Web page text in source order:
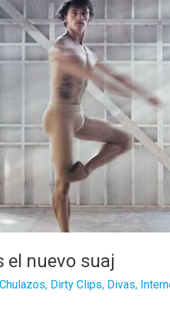
el nuevo suaj
Chulazos, Dirty Clips, Divas,